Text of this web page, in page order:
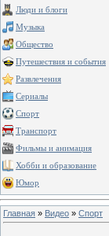
Люди и блоги
Музыка
Общество
Путешествия и события
Развлечения
Сериалы
Спорт
Транспорт
Фильмы и анимация
Хобби и образование
Юмор
Главная » Видео » Спорт